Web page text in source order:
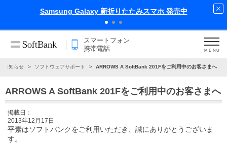
りたたみスマホ 発売中 iPhone
スマートフォン
携帯電話
MENU
お知らせ ソフトウェアサポート ARROWS A SoftBank 201Fをご利用中のお客さまへ
ARROWS A SoftBank 201Fをご利用中のお客さまへ
掲載日：
2013年12月17日
平素はソフトバンクをご利用いただき、誠にありがとうございま
す。